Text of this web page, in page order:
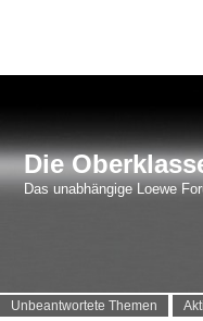
Die
Das unabhängige Loewe
Unbeantwortete Themen